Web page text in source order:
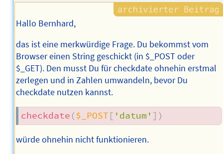
Hallo Bernhard,
das ist eine merkwürdige Frage. Du bekommst vom
Browser einen String geschickt (in $_POST oder
$_GET). Den musst Du für checkdate ohnehin erstmal
zerlegen und in Zahlen umwandeln, bevor Du
checkdate nutzen kannst.
checkdate ($_POST [ 'datum' ] )
würde ohnehin nicht funktionieren.